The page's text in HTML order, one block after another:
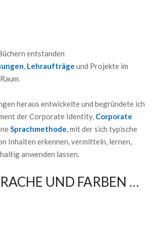
entstanden
, Lehraufträge und Projekte im
heraus entwickelte und begründete ich
der Corporate Identity, Corporate
Sprachmethode, mit der sich typische
Inhalten erkennen, vermitteln, lernen,
anwenden lassen.
UND FARBEN …